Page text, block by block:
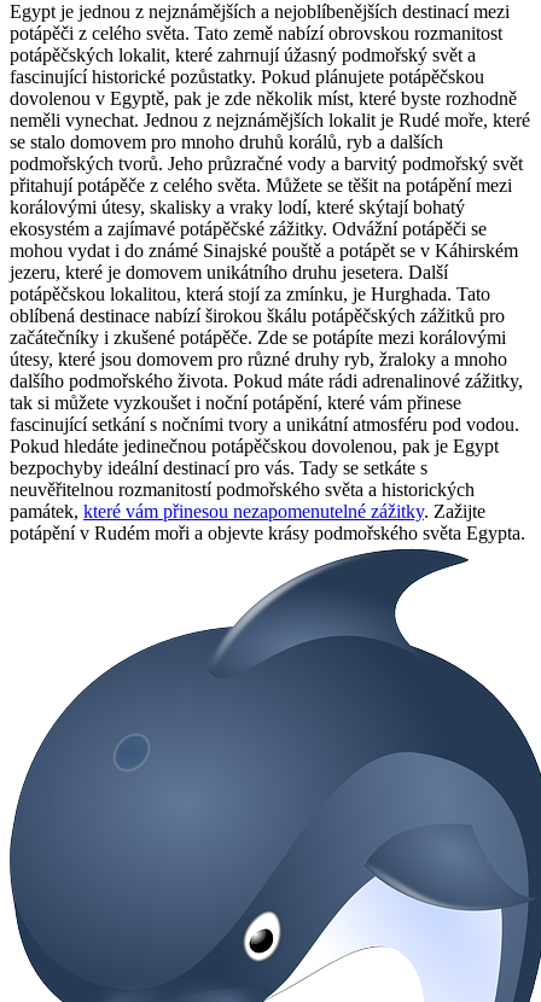
Egypt je jednou z nejznámějších a nejoblíbenějších destinací mezi
potápěči z celého světa. Tato země nabízí obrovskou rozmanitost
potápěčských lokalit, které zahrnují úžasný podmořský svět a
fascinující historické pozůstatky. Pokud plánujete potápěčskou
dovolenou v Egyptě, pak je zde několik míst, které byste rozhodně
neměli vynechat. Jednou z nejznámějších lokalit je Rudé moře, které
se stalo domovem pro mnoho druhů korálů, ryb a dalších
podmořských tvorů. Jeho průzračné vody a barvitý podmořský svět
přitahují potápěče z celého světa. Můžete se těšit na potápění mezi
korálovými útesy, skalisky a vraky lodí, které skýtají bohatý
ekosystém a zajímavé potápěčské zážitky. Odvážní potápěči se
mohou vydat i do známé Sinajské pouště a potápět se v Káhirském
jezeru, které je domovem unikátního druhu jesetera. Další
potápěčskou lokalitou, která stojí za zmínku, je Hurghada. Tato
oblíbená destinace nabízí širokou škálu potápěčských zážitků pro
začátečníky i zkušené potápěče. Zde se potápíte mezi korálovými
útesy, které jsou domovem pro různé druhy ryb, žraloky a mnoho
dalšího podmořského života. Pokud máte rádi adrenalinové zážitky,
tak si můžete vyzkoušet i noční potápění, které vám přinese
fascinující setkání s nočními tvory a unikátní atmosféru pod vodou.
Pokud hledáte jedinečnou potápěčskou dovolenou, pak je Egypt
bezpochyby ideální destinací pro vás. Tady se setkáte s
neuvěřitelnou rozmanitostí podmořského světa a historických
památek, které vám přinesou nezapomenutelné zážitky. Zažijte
potápění v Rudém moři a objevte krásy podmořského světa Egypta.